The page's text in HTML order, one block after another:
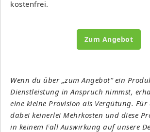
kostenfrei.
Zum Angebot
Wenn du über „zum Angebot“ ein
Dienstleistung in Anspruch nimmst,
eine kleine Provision als Vergütung. Für
dabei keinerlei Mehrkosten und diese
in keinem Fall Auswirkung auf unsere